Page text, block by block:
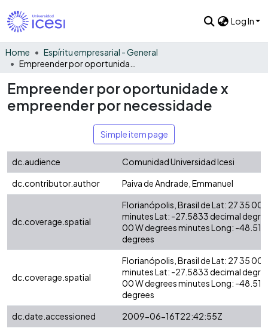
Log In
Home
Espíritu empresarial - General
Empreender por oportunidade x
empreender por necessidade
Simple item page
dc.audience
Comunidad Universidad Icesi
dc.contributor.author
Paiva de Andrade, Emmanuel
dc.coverage.spatial
Florianópolis, Brasil de Lat: 27 35 00
minutes Lat: -27.5833 decimal
00 W degrees minutes Long: -
degrees
dc.coverage.spatial
Florianópolis, Brasil de Lat: 27 35 00
minutes Lat: -27.5833 decimal
00 W degrees minutes Long: -
degrees
dc.date.accessioned
2009-06-16T22:42:55Z